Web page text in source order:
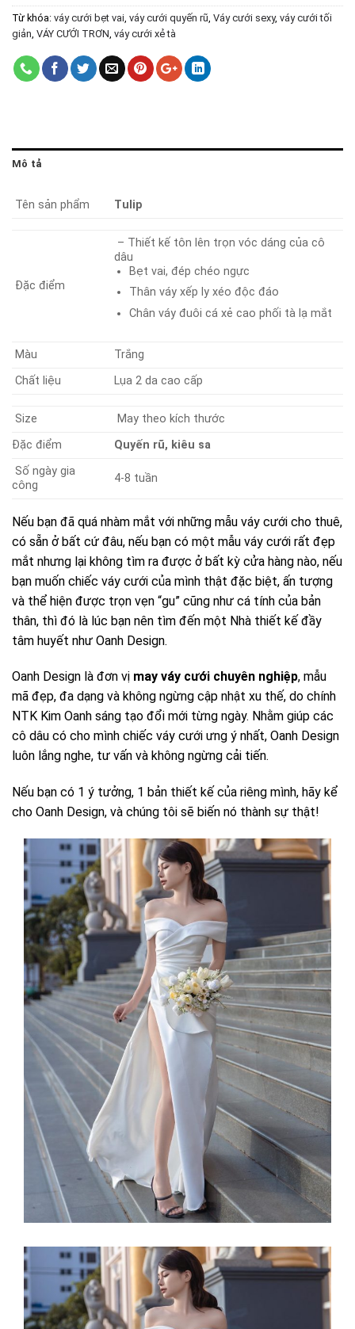
Từ khóa: váy cưới bẹt vai váy cưới quyến rũ Váy cưới sexy, váy cưới tối
giản VÁY CƯỚI TRƠN váy cưới xẻ tà
Mô tả
Tên sản phẩm Tulip
Đặc điểm
– Thiết kế tôn lên trọn vóc dáng của cô
dâu
Bẹt vai, đép chéo ngực
Thân váy xếp ly xéo độc đáo
Chân váy đuôi cá xẻ cao phối tà lạ mắt
Màu
Trắng
Chất liệu
Lụa 2 da cao cấp
Size
May theo kích thước
Đặc điểm
Quyến rũ, kiêu sa
Số ngày gia
công
4-8 tuần
Nếu bạn đã quá nhàm mắt với những mẫu váy cưới cho thuê,
có sẵn ở bất cứ đâu, nếu bạn có một mẫu váy cưới rất đẹp
mắt nhưng lại không tìm ra được ở bất kỳ cửa hàng nào, nếu
bạn muốn chiếc váy cưới của mình thật đặc biệt, ấn tượng
và thể hiện được trọn vẹn “gu” cũng như cá tính của bản
thân, thì đó là lúc bạn nên tìm đến một Nhà thiết kế đầy
tâm huyết như Oanh Design.
Oanh Design là đơn vị may váy cưới chuyên nghiệp, mẫu
mã đẹp, đa dạng và không ngừng cập nhật xu thế, do chính
NTK Kim Oanh sáng tạo đổi mới từng ngày. Nhằm giúp các
cô dâu có cho mình chiếc váy cưới ưng ý nhất, Oanh Design
luôn lắng nghe, tư vấn và không ngừng cải tiến.
Nếu bạn có 1 ý tưởng, 1 bản thiết kế của riêng mình, hãy kể
cho Oanh Design, và chúng tôi sẽ biến nó thành sự thật!